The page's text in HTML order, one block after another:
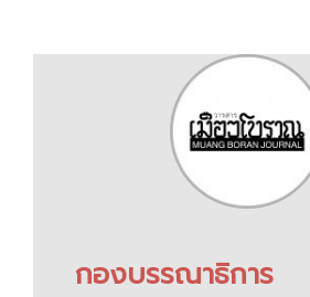
กองบรรณาธิการ